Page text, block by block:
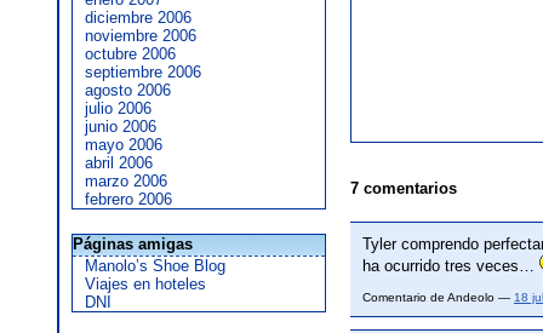
diciembre 2006
noviembre 2006
octubre 2006
septiembre 2006
agosto 2006
julio 2006
junio 2006
mayo 2006
abril 2006
marzo 2006
febrero 2006
Páginas amigas
Manolo’s Shoe Blog
Viajes en hoteles
DNI
7 comentarios
Tyler comprendo
ha ocurrido tres veces…
Comentario de Andeolo — 18